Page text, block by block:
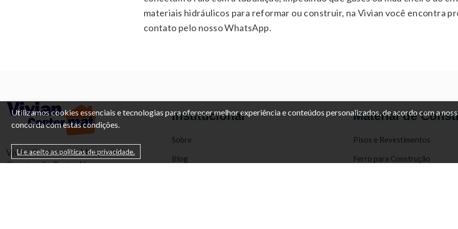
materiais hidráulicos para reformar ou construir, na Vivian você encontra
contato pelo nosso WhatsApp.
Vivian Centermat - Materiais de
Construção Porto Alegre
Institucional
Sobre
Blog
Material de
Pisos e Revestimentos
Ferro para Construção
Utilizamos cookies essenciais e tecnologias para oferecer melhor experiência e conteúdos personalizados, de acordo com a
concorda com estas condições.
Li e aceito as políticas de privacidade.